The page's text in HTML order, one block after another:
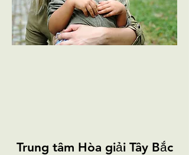
Trung tâm Hòa giải Tây Bắc